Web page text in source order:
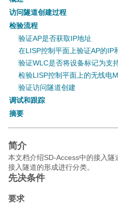
访问隧道创建过程
检验流程
验证AP是否获取IP地址
在LISP控制平面上验证AP的IP
验证WLC是否将设备标记为支
检验LISP控制平面上的无线电
验证访问隧道创建
调试和跟踪
摘要
简介
本文档介绍SD-Access中的接入
接入隧道的形成进行分类。
先决条件
要求